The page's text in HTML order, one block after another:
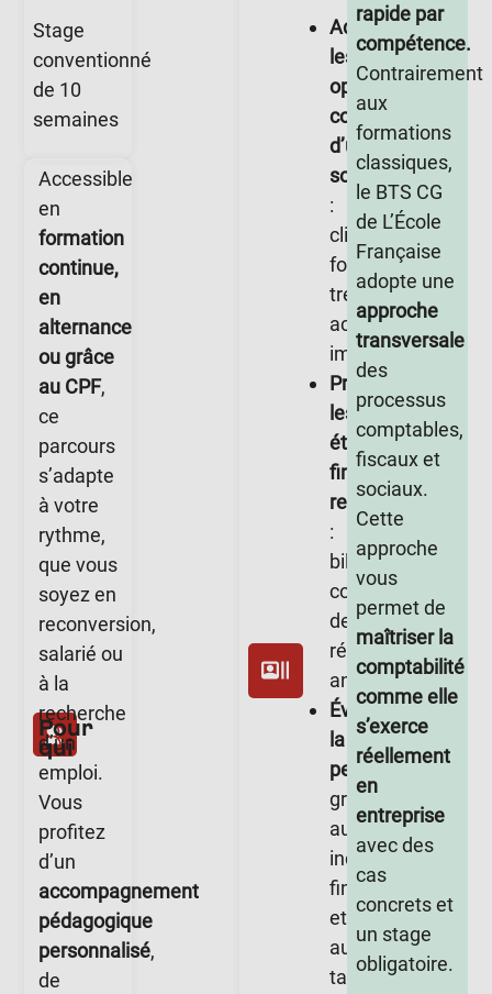
Stage
conventionné
de 10
semaines
Pour
qui
Accessible
en
formation
continue,
en
alternance
ou grâce
au CPF,
ce
parcours
s’adapte
à votre
rythme,
que vous
soyez en
reconversion,
salarié ou
à la
recherche
d’un
emploi.
Vous
profitez
d’un
accompagnement
pédagogique
personnalisé,
de
Administrer
les
opérations
comptables
d’une
société
:
clients,
fournisseurs,
trésorerie,
actifs
immobilisés.
Produire
les
états
financiers
requis
:
bilan,
compte
de
résultat,
annexes.
Évaluer
la
performance
grâce
aux
indicateurs
financiers
et
aux
tableaux
rapide par
compétence.
Contrairement
aux
formations
classiques,
le BTS CG
de L’École
Française
adopte une
approche
transversale
des
processus
comptables,
fiscaux et
sociaux.
Cette
approche
vous
permet de
maîtriser la
comptabilité
comme elle
s’exerce
réellement
en
entreprise
avec des
cas
concrets et
un stage
obligatoire.